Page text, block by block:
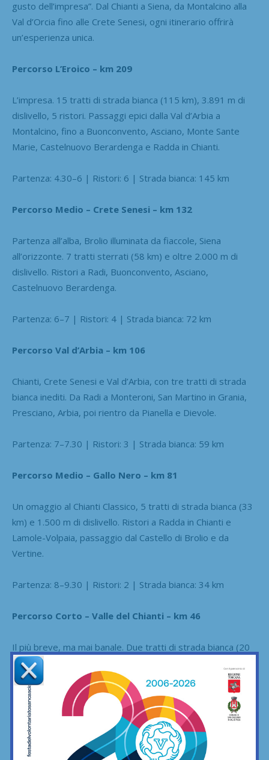
gusto dell’impresa”. Dal Chianti a Siena, da Montalcino alla
Val d’Orcia fino alle Crete Senesi, ogni itinerario offrirà
un’esperienza unica.
Percorso L’Eroico – km 209
L’impresa. 15 tratti di strada bianca (115 km), 3.891 m di
dislivello, 5 ristori. Passaggi epici dalla Val d’Arbia a
Montalcino, fino a Buonconvento, Asciano, Monte Sante
Marie, Castelnuovo Berardenga e Radda in Chianti.
Partenza: 4.30–6 | Ristori: 6 | Strada bianca: 145 km
Percorso Medio – Crete Senesi – km 132
Partenza all’alba, Brolio illuminata da fiaccole, Siena
all’orizzonte. 7 tratti sterrati (58 km) e oltre 2.000 m di
dislivello. Ristori a Radi, Buonconvento, Asciano,
Castelnuovo Berardenga.
Partenza: 6–7 | Ristori: 4 | Strada bianca: 72 km
Percorso Val d’Arbia – km 106
Chianti, Crete Senesi e Val d’Arbia, con tre tratti di strada
bianca inediti. Da Radi a Monteroni, San Martino in Grania,
Presciano, Arbia, poi rientro da Pianella e Dievole.
Partenza: 7–7.30 | Ristori: 3 | Strada bianca: 59 km
Percorso Medio – Gallo Nero – km 81
Un omaggio al Chianti Classico, 5 tratti di strada bianca (33
km) e 1.500 m di dislivello. Ristori a Radda in Chianti e
Lamole-Volpaia, passaggio dal Castello di Brolio e da
Vertine.
Partenza: 8–9.30 | Ristori: 2 | Strada bianca: 34 km
Percorso Corto – Valle del Chianti – km 46
Il più breve, ma mai banale. Due tratti di strada bianca (20
km complessivi) e 755 m di dislivello. Classico ristoro di
Dievole al km 31, foto al “Leccione”, passaggi tra Pianella,
Vagliagli, Due Arbie e Molin Lungo.
Partenza: 8–9.30 | Ristori: 1 | Strada bianca: 20 km
©RIPRODUZIONE RISERVATA